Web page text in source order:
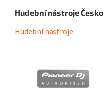
Hudební nástroje Česko
Hudební nástroje